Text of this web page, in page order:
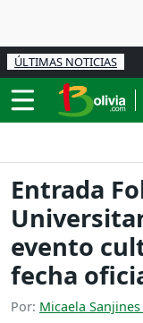
ÚLTIMAS NOTICIAS
Entrada
evento
fecha
Por: Micaela